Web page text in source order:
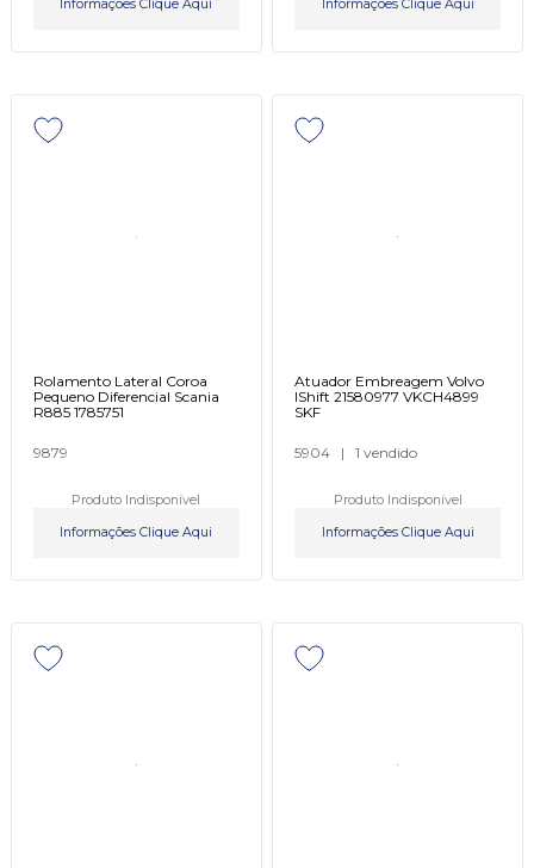
Informações Clique Aqui Informações Clique Aqui
Rolamento Lateral Coroa
Pequeno Diferencial Scania
R885 1785751
9879
Produto Indisponível
Informações Clique Aqui
Atuador Embreagem Volvo
IShift 21580977 VKCH4899
SKF
5904 | 1 vendido
Produto Indisponível
Informações Clique Aqui